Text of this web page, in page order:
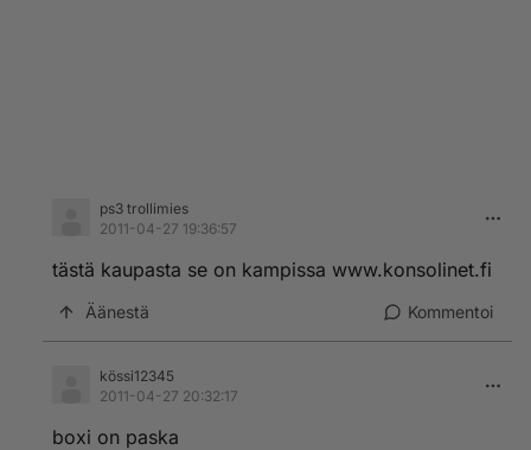
ps3 trollimies
2011-04-27 19:36:57
tästä kaupasta se on kampissa www.konsolinet.fi
Äänestä Kommentoi
kössi12345
2011-04-27 20:32:17
boxi on paska